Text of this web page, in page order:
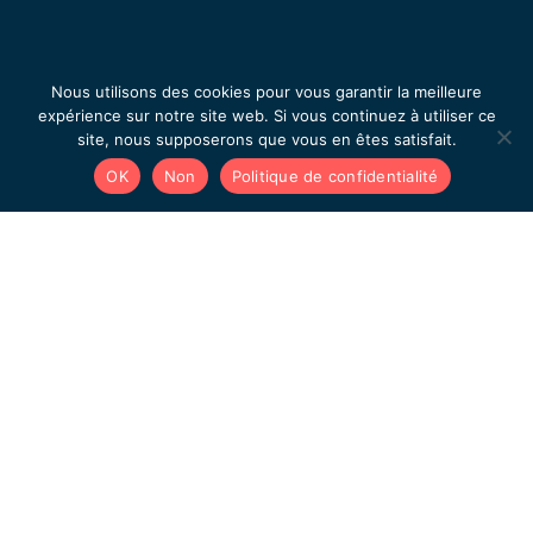
Nous utilisons des cookies pour vous garantir la meilleure
expérience sur notre site web. Si vous continuez à utiliser ce
site, nous supposerons que vous en êtes satisfait.
OK
Non Politique de confidentialité